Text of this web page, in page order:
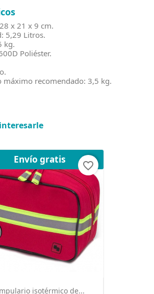
x 21 x 9 cm.
5,29 Litros.
kg.
Poliéster.
máximo recomendado: 3,5 kg.
isotérmico de...
Envío gratis
favorite_border